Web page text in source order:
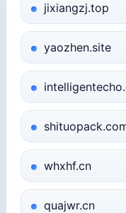
jixiangzj.top
yaozhen.site
whxhf.cn
quajwr.cn